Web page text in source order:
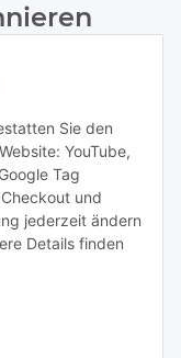
Sie den
YouTube,
Tag
und
jederzeit ändern
Details finden
widerruflich
Abonnieren